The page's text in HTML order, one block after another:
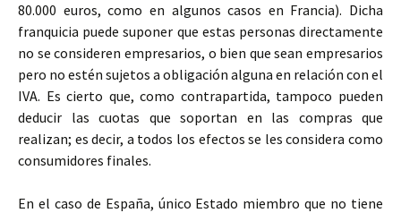
80.000 euros, como en algunos casos en Francia). Dicha
franquicia puede suponer que estas personas directamente
no se consideren empresarios, o bien que sean empresarios
pero no estén sujetos a obligación alguna en relación con el
IVA. Es cierto que, como contrapartida, tampoco pueden
deducir las cuotas que soportan en las compras que
realizan; es decir, a todos los efectos se les considera como
consumidores finales.
En el caso de España, único Estado miembro que no tiene